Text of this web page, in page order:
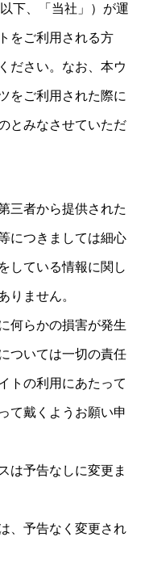
下、「当社」）が運
をご利用される方
ださい。なお、本ウ
をご利用された際に
とみなさせていただ
三者から提供された
につきましては細心
している情報に関し
りません。
何らかの損害が発生
ついては一切の責任
トの利用にあたって
て戴くようお願い申
は予告なしに変更ま
、予告なく変更され